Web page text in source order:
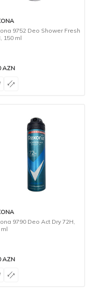
9752 Deo Shower Fresh
150 ml
AZN
9790 Deo Act Dry 72H,
ml
AZN